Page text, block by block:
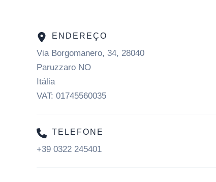
ENDEREÇO
Via Borgomanero, 34, 28040
Paruzzaro NO
Itália
VAT: 01745560035
TELEFONE
+39 0322 245401